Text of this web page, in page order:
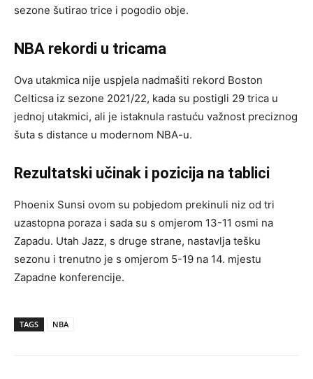
sezone šutirao trice i pogodio obje.
NBA rekordi u tricama
Ova utakmica nije uspjela nadmašiti rekord Boston
Celticsa iz sezone 2021/22, kada su postigli 29 trica u
jednoj utakmici, ali je istaknula rastuću važnost preciznog
šuta s distance u modernom NBA-u.
Rezultatski učinak i pozicija na tablici
Phoenix Sunsi ovom su pobjedom prekinuli niz od tri
uzastopna poraza i sada su s omjerom 13-11 osmi na
Zapadu. Utah Jazz, s druge strane, nastavlja tešku
sezonu i trenutno je s omjerom 5-19 na 14. mjestu
Zapadne konferencije.
TAGS NBA